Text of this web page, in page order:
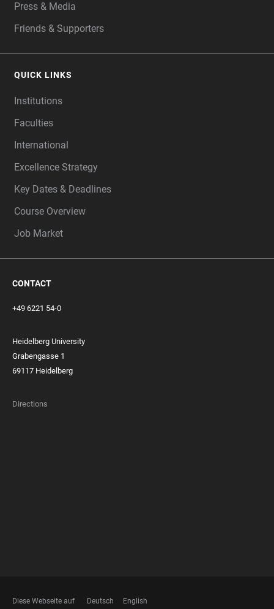
Press & Media
Friends & Supporters
QUICK LINKS
Institutions
Faculties
International
Excellence Strategy
Key Dates & Deadlines
Course Overview
Job Market
CONTACT
+49 6221 54-0
Heidelberg University
Grabengasse 1
69117 Heidelberg
Directions
Diese Webseite auf Deutsch English